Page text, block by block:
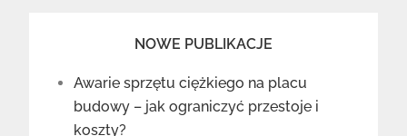
NOWE PUBLIKACJE
Awarie sprzętu ciężkiego na placu
budowy – jak ograniczyć przestoje i
koszty?